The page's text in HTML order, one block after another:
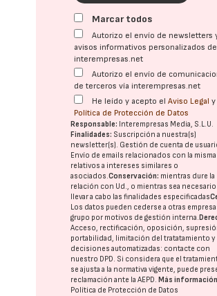
Marcar todos
Autorizo el envío de newsletters
avisos informativos personalizados de
interempresas.net
Autorizo el envío de
de terceros vía interempresas.net
He leído y acepto elAviso Legal y
Política de Protección de Datos
Responsable: Interempresas Media, S.L.U.
Finalidades: Suscripción a nuestra(s)
newsletter(s). Gestión de cuenta de
Envío de emails relacionados con la misma
relativos a intereses similares o
asociados.Conservación: mientras dure la
relación con Ud., o mientras sea necesario
llevar a cabo las finalidades especificadas
Los datos pueden cederse a otras
grupo por motivos de gestión interna.
Acceso, rectificación, oposición,
portabilidad, limitación del tratatamiento y
decisiones automatizadas: contacte con
nuestro DPD. Si considera que el
se ajusta a la normativa vigente, puede
reclamación ante laAEPD. Más
Política de Protección de Datos